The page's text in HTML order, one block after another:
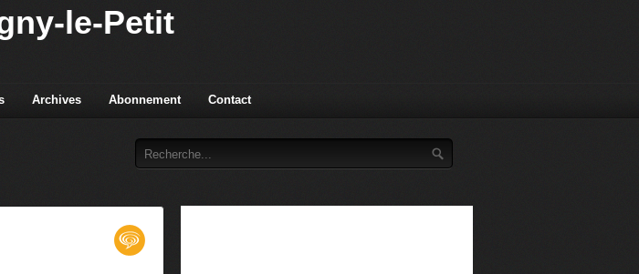
le-Petit
Archives Abonnement Contact